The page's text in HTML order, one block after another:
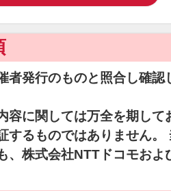
者発行のものと照合し確認
容に関しては万全を期して
するものではありません。
、株式会社NTTドコモおよ